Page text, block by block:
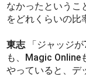
なかったというこ
をどれくらいの比
東志「ジャッジが
も、Magic Online
やっていると、デ